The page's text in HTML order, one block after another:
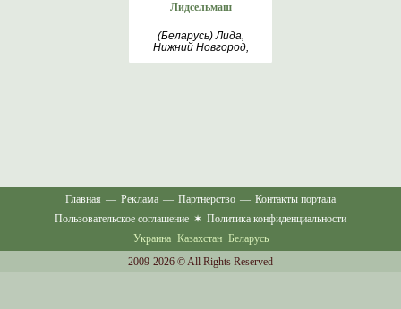
Лидсельмаш
(Беларусь) Лида,
Нижний Новгород,
Главная — Реклама — Партнерство — Контакты портала
Пользовательское соглашение ✶ Политика конфиденциальности
Украина Казахстан Беларусь
2009-2026 © All Rights Reserved